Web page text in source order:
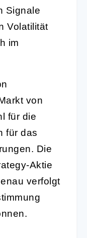
Signale
Volatilität
im
von
für die
für das
Die
Aktie
verfolgt